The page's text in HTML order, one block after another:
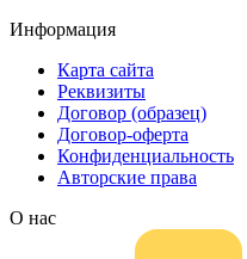
Информация
Карта сайта
Реквизиты
Договор (образец)
Договор-оферта
Конфиденциальность
Авторские права
О нас